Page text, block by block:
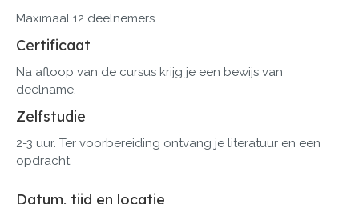
Maximaal 12 deelnemers.
Certificaat
Na afloop van de cursus krijg je een bewijs van
deelname.
Zelfstudie
2-3 uur. Ter voorbereiding ontvang je literatuur en een
opdracht.
Datum, tijd en locatie